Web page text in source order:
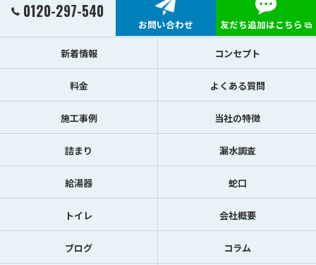
0120-297-540
お問い合わせ 友だち追加はこちら
新着情報 コンセプト
料金 よくある質問
施工事例 当社の特徴
詰まり 漏水調査
給湯器 蛇口
トイレ 会社概要
ブログ コラム